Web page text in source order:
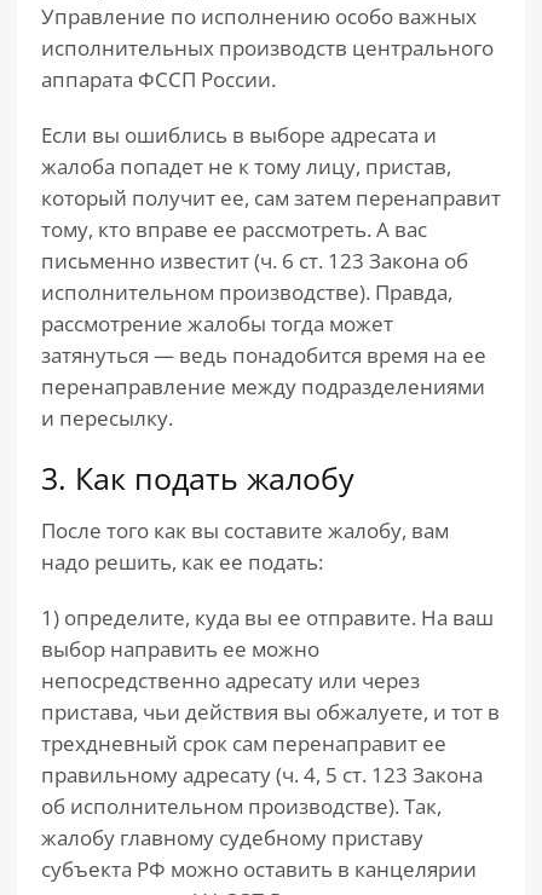
Управление по исполнению особо важных
исполнительных производств центрального
аппарата ФССП России.
Если вы ошиблись в выборе адресата и
жалоба попадет не к тому лицу, пристав,
который получит ее, сам затем перенаправит
тому, кто вправе ее рассмотреть. А вас
письменно известит (ч. 6 ст. 123 Закона об
исполнительном производстве). Правда,
рассмотрение жалобы тогда может
затянуться — ведь понадобится время на ее
перенаправление между подразделениями
и пересылку.
3. Как подать жалобу
После того как вы составите жалобу, вам
надо решить, как ее подать:
1) определите, куда вы ее отправите. На ваш
выбор направить ее можно
непосредственно адресату или через
пристава, чьи действия вы обжалуете, и тот в
трехдневный срок сам перенаправит ее
правильному адресату (ч. 4, 5 ст. 123 Закона
об исполнительном производстве). Так,
жалобу главному судебному приставу
субъекта РФ можно оставить в канцелярии